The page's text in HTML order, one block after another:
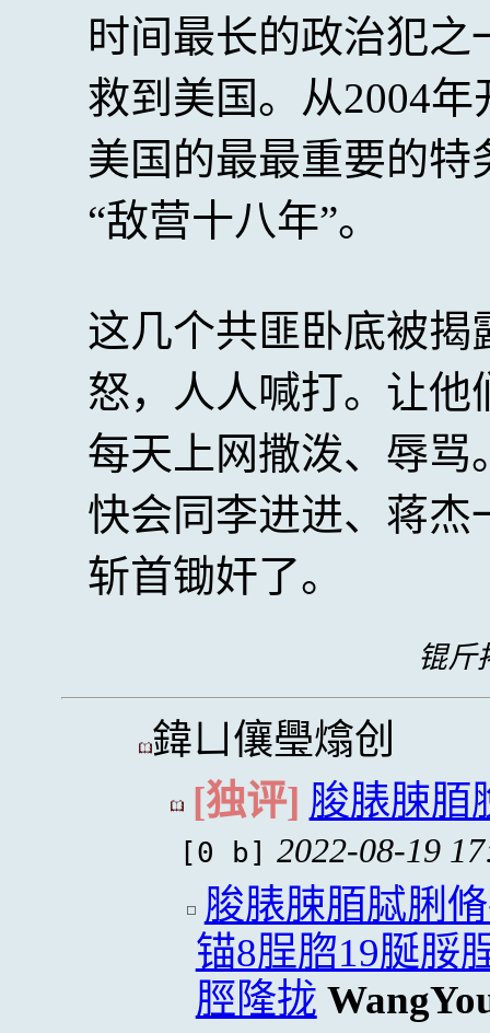
时间最长的政治犯
救到美国。从2004
美国的最最重要的
“敌营十八年”。
这几个共匪卧底被
怒，人人喊打。让
每天上网撒泼、辱
快会同李进进、蒋
斩首锄奸了。
锟斤
鍏ㄩ儴璺熻创
[独评] 脧脿脨脜
[0 b] 2022-08-19
脧脿脨脜脦脷
锚8脭脗19脠脮
脛隆拢